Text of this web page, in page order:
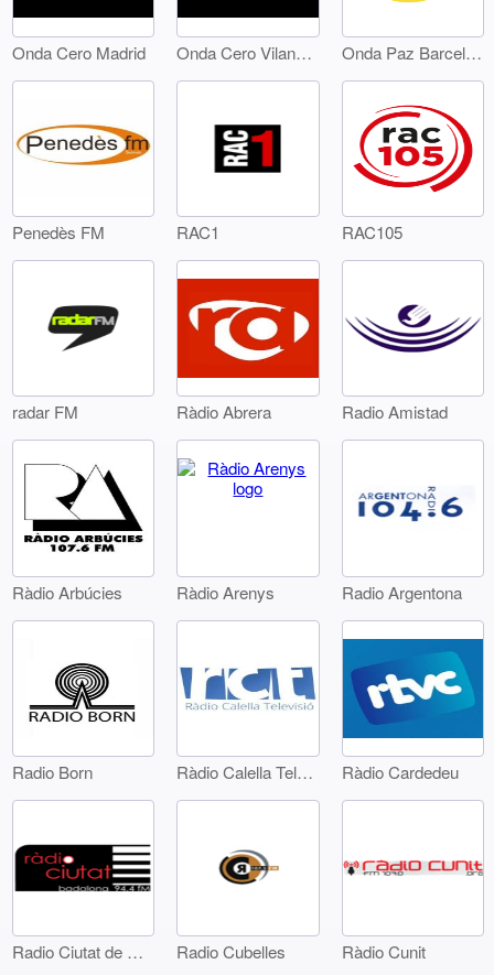
Onda Cero Madrid Onda Cero Vilanova Onda Paz Barcelona
Penedès FM RAC1 RAC105
radar FM Ràdio Abrera Radio Amistad
Ràdio Arbúcies Ràdio Arenys Radio Argentona
Radio Born Ràdio Calella Televisió Ràdio Cardedeu
Radio Ciutat de Badalona Radio Cubelles Ràdio Cunit